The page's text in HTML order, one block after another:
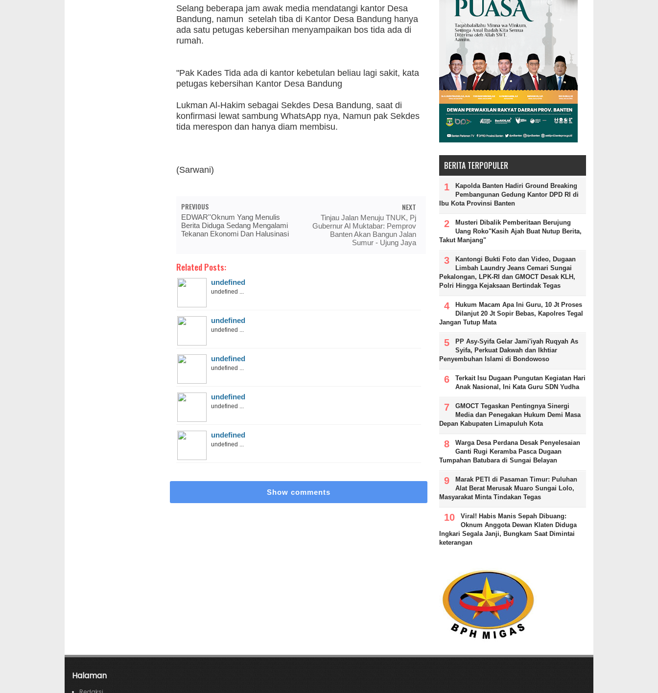
Selang beberapa jam awak media mendatangi kantor Desa
Bandung, namun setelah tiba di Kantor Desa Bandung hanya
ada satu petugas kebersihan menyampaikan bos tida ada di
rumah.
"Pak Kades Tida ada di kantor kebetulan beliau lagi sakit, kata
petugas kebersihan Kantor Desa Bandung
Lukman Al-Hakim sebagai Sekdes Desa Bandung, saat di
konfirmasi lewat sambung WhatsApp nya, Namun pak Sekdes
tida merespon dan hanya diam membisu.
(Sarwani)
PREVIOUS
EDWAR''Oknum Yang Menulis
Berita Diduga Sedang Mengalami
Tekanan Ekonomi Dan Halusinasi
NEXT
Tinjau Jalan Menuju TNUK, Pj
Gubernur Al Muktabar: Pemprov
Banten Akan Bangun Jalan
Sumur - Ujung Jaya
Related Posts:
undefined
undefined ...
undefined
undefined ...
undefined
undefined ...
undefined
undefined ...
undefined
undefined ...
Show comments
BERITA TERPOPULER
Kapolda Banten Hadiri Ground Breaking
Pembangunan Gedung Kantor DPD RI di
Ibu Kota Provinsi Banten
Musteri Dibalik Pemberitaan Berujung
Uang Roko"Kasih Ajah Buat Nutup Berita,
Takut Manjang"
Kantongi Bukti Foto dan Video, Dugaan
Limbah Laundry Jeans Cemari Sungai
Pekalongan, LPK-RI dan GMOCT Desak KLH,
Polri Hingga Kejaksaan Bertindak Tegas
Hukum Macam Apa Ini Guru, 10 Jt Proses
Dilanjut 20 Jt Sopir Bebas, Kapolres Tegal
Jangan Tutup Mata
PP Asy-Syifa Gelar Jami'iyah Ruqyah As
Syifa, Perkuat Dakwah dan Ikhtiar
Penyembuhan Islami di Bondowoso
Terkait Isu Dugaan Pungutan Kegiatan Hari
Anak Nasional, Ini Kata Guru SDN Yudha
GMOCT Tegaskan Pentingnya Sinergi
Media dan Penegakan Hukum Demi Masa
Depan Kabupaten Limapuluh Kota
Warga Desa Perdana Desak Penyelesaian
Ganti Rugi Keramba Pasca Dugaan
Tumpahan Batubara di Sungai Belayan
Marak PETI di Pasaman Timur: Puluhan
Alat Berat Merusak Muaro Sungai Lolo,
Masyarakat Minta Tindakan Tegas
Viral! Habis Manis Sepah Dibuang:
Oknum Anggota Dewan Klaten Diduga
Ingkari Segala Janji, Bungkam Saat Dimintai
keterangan
Halaman